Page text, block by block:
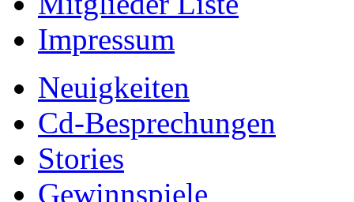
Impressum
Neuigkeiten
Cd-Besprechungen
Stories
Gewinnspiele